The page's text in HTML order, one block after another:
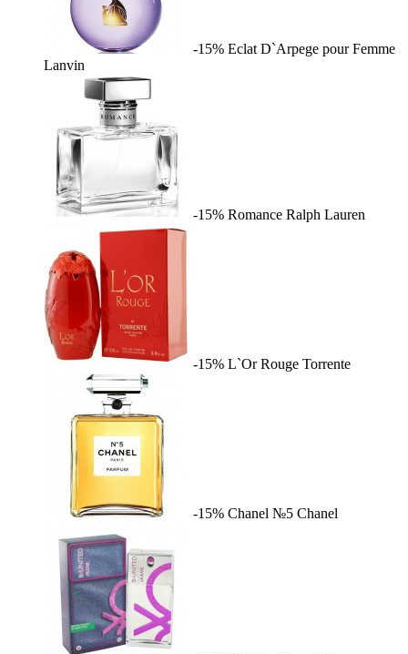
-15% Eclat D`Arpege pour Femme
Lanvin
-15% Romance Ralph Lauren
-15% L`Or Rouge Torrente
-15% Chanel №5 Chanel